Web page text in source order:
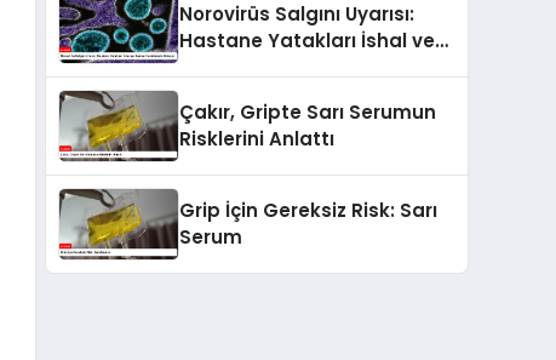
Norovirüs Salgını Uyarısı:
Hastane Yatakları İshal ve
Çakır, Gripte Sarı Serumun
Risklerini Anlattı
Grip İçin Gereksiz Risk: Sarı
Serum